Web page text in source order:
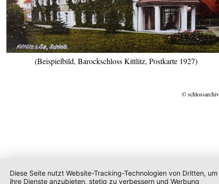
(Beispielbild, Barockschloss Kittlitz, Postkarte 1927)
©
Diese Seite nutzt Website-Tracking-Technologien von Dritten, um
ihre Dienste anzubieten, stetig zu verbessern und Werbung